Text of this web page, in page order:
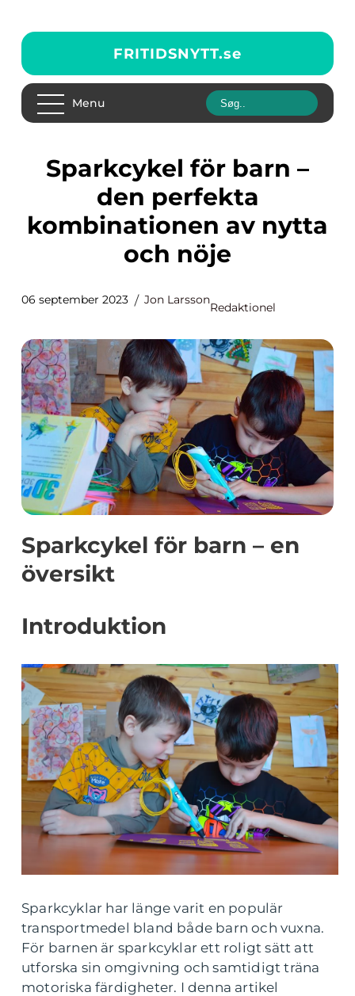
FRITIDSNYTT.se
Menu
Sparkcykel för barn –
den perfekta
kombinationen av nytta
och nöje
06 september 2023 Jon Larsson
Redaktionel
Sparkcykel för barn – en
översikt
Introduktion
Sparkcyklar har länge varit en populär
transportmedel bland både barn och vuxna.
För barnen är sparkcyklar ett roligt sätt att
utforska sin omgivning och samtidigt träna
motoriska färdigheter. I denna artikel